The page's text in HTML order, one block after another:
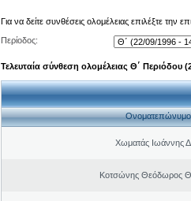
Για να δείτε συνθέσεις ολομέλειας επιλέξτε την
Περίοδος:
Τελευταία σύνθεση ολομέλειας Θ΄ Περιόδου
Ονοματεπώνυμο
Χωματάς Ιωάννης
Κοτσώνης Θεόδωρος